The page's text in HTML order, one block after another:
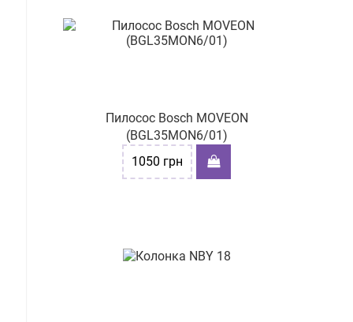
Пилосос Bosch MOVEON
(BGL35MON6/01)
1050 грн